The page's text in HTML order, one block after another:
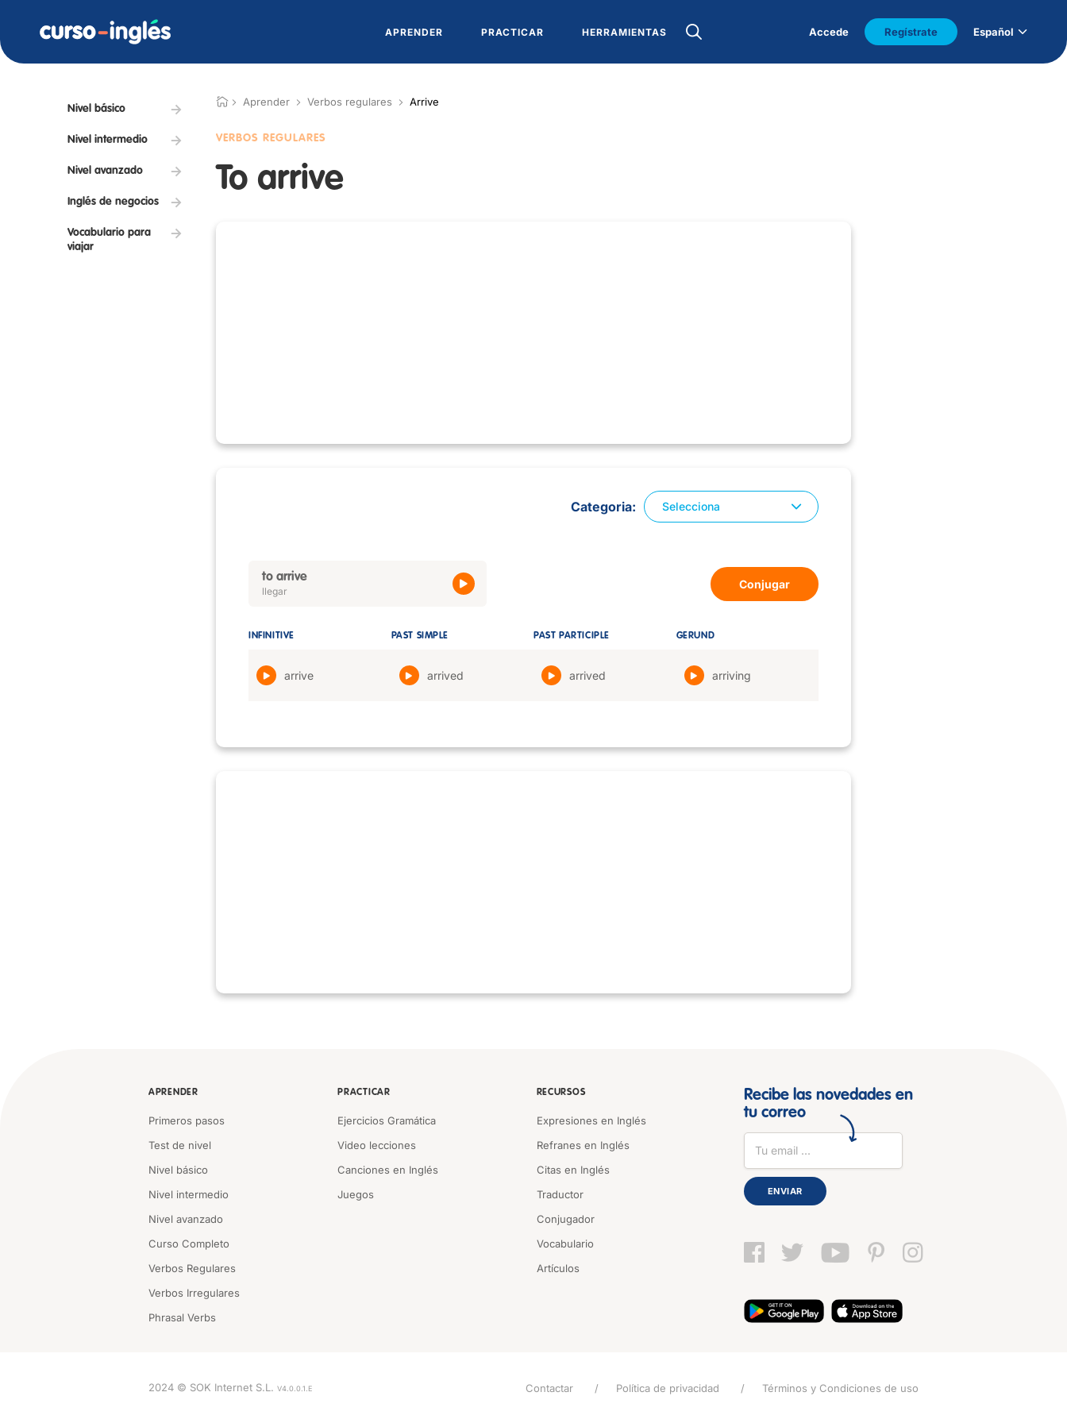
APRENDER PRACTICAR HERRAMIENTAS Accede Regístrate Español
Nivel básico
Nivel intermedio
Nivel avanzado
Inglés de negocios
Vocabulario para
viajar
Aprender Verbos regulares Arrive
VERBOS REGULARES
To arrive
Categoria Selecciona
to arrive
llegar
Conjugar
INFINITIVE
arrive
PAST SIMPLE
arrived
PAST PARTICIPLE
arrived
GERUND
arriving
APRENDER
Primeros pasos
Test de nivel
Nivel básico
Nivel intermedio
Nivel avanzado
Curso Completo
Verbos Regulares
Verbos Irregulares
Phrasal Verbs
PRACTICAR
Ejercicios Gramática
Video lecciones
Canciones en Inglés
Juegos
RECURSOS
Expresiones en Inglés
Refranes en Inglés
Citas en Inglés
Traductor
Conjugador
Vocabulario
Artículos
Recibe las novedades en
tu correo
ENVIAR
2024 © SOK Internet S.L. V4.0.0.1.E Contactar Política de privacidad Términos y Condiciones de uso